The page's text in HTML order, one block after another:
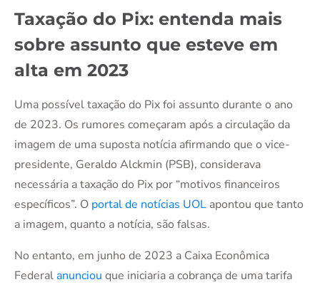
Taxação do Pix: entenda mais
sobre assunto que esteve em
alta em 2023
Uma possível taxação do Pix foi assunto durante o ano
de 2023. Os rumores começaram após a circulação da
imagem de uma suposta notícia afirmando que o vice-
presidente, Geraldo Alckmin (PSB), considerava
necessária a taxação do Pix por “motivos financeiros
específicos”. O portal de notícias UOL apontou que tanto
a imagem, quanto a notícia, são falsas.
No entanto, em junho de 2023 a Caixa Econômica
Federalanunciou que iniciaria a cobrança de uma tarifa